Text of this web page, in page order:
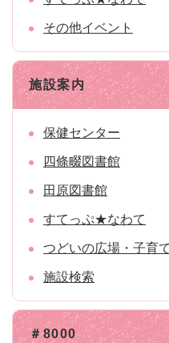
その他イベント
施設案内
保健センター
四條畷図書館
田原図書館
すてっぷ★なわて
つどいの広場・子育
施設検索
＃8000